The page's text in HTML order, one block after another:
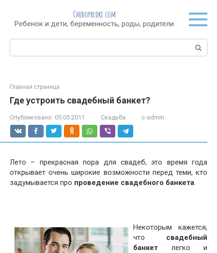
контенту
Chudopredki.com
Ребенок и дети, беременность, роды, родители
Поиск:
Главная страница
Где устроить свадебный банкет?
Опубликовано: 05.05.2011 Свадьба c-admin
Лето – прекрасная пора для свадеб, это время года
открывает очень широкие возможности перед теми, кто
задумывается про проведение свадебного банкета.
Некоторым кажется,
что свадебный
банкет легко и